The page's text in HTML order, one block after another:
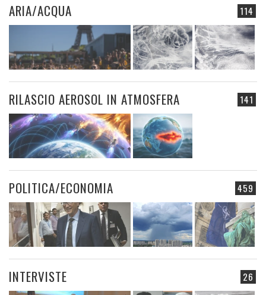
114
ARIA/ACQUA
141
RILASCIO AEROSOL IN ATMOSFERA
459
POLITICA/ECONOMIA
26
INTERVISTE